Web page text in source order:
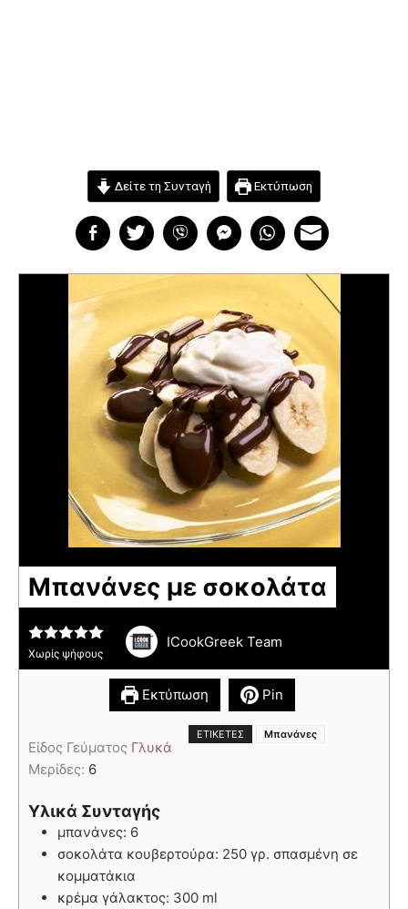
Δείτε τη Συνταγή Εκτύπωση
Μπανάνες με σοκολάτα
Χωρίς ψήφους
ICookGreek Team
Εκτύπωση Pin
Είδος Γεύματος Γλυκά
ΕΤΙΚΈΤΕΣ Μπανάνες
Μερίδες: 6
Υλικά Συνταγής
μπανάνες: 6
σοκολάτα κουβερτούρα: 250 γρ. σπασμένη σε
κομματάκια
κρέμα γάλακτος: 300 ml